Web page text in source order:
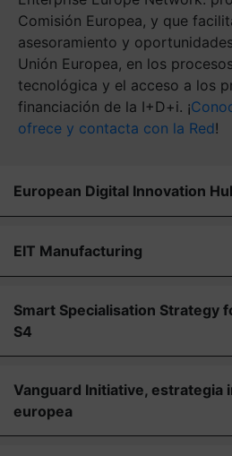
Comisión Europea, y que
asesoramiento y
Unión Europea, en los
tecnológica y el acceso a los
financiación de la I+D+i. ¡
ofrece y contacta con la Red!
European Digital Innovation
EIT Manufacturing
Smart Specialisation Strategy
S4
Vanguard Initiative, estrategia
europea